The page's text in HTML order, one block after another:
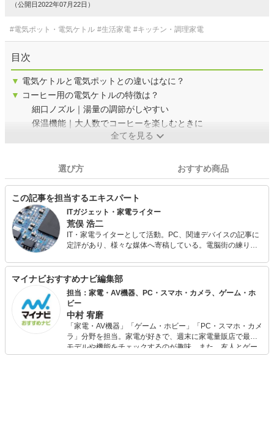
（公開日2022年07月22日）
#電気ポット・電気ケトル #生活家電 #キッチン・調理家電
目次
▼ 電気ケトルと電気ポットとの違いはなに？
▼ コーヒー用の電気ケトルの特徴は？
細口ノズル｜湯量の調節がしやすい
保温機能｜大人数でコーヒーを楽しむときに
全てを見る
選び方 おすすめ商品
この記事を担当するエキスパート
ITガジェット・家電ライター
荒俣 浩二
IT・家電ライターとして活動。PC、関連デバイスの記事に
定評があり、様々な媒体へ寄稿している。電脳街の練り歩
るのも大好きなので、新しいものが出るとすぐに飛びつい
てしまう傾向が強い。
マイナビおすすめナビ編集部
担当：家電・AV機器、PC・スマホ・カメラ、ゲーム・ホ
ビー
中村 宥磨
「家電・AV機器」「ゲーム・ホビー」「PC・スマホ・カメ
ラ」分野を担当。家電が好きで、週末に家電量販店で最新
モデルや機能をチェックするのが趣味。また、友人とゲー
ムを楽しみながら、新作タイトルやイベント情報もいち早